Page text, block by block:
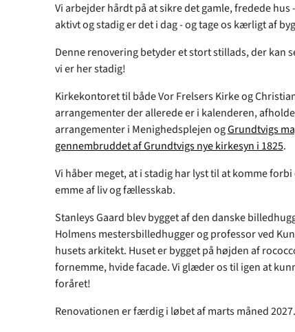
Vi arbejder hårdt på at sikre det gamle, fredede
aktivt og stadig er det i dag - og tage os kærligt af
Denne renovering betyder et stort stillads, der kan
vi er her stadig!
Kirkekontoret til både Vor Frelsers Kirke og
arrangementer der allerede er i kalenderen,
arrangementer i Menighedsplejen ogGrundtvigs
gennembruddet af Grundtvigs nye kirkesyn i 1825.
Vi håber meget, at i stadig har lyst til at komme
emme af liv og fællesskab.
Stanleys Gaard blev bygget af den danske
Holmens mestersbilledhugger og professor ved
husets arkitekt. Huset er bygget på højden af
fornemme, hvide facade. Vi glæder os til igen at
foråret!
Renovationen er færdig i løbet af marts måned 2027.